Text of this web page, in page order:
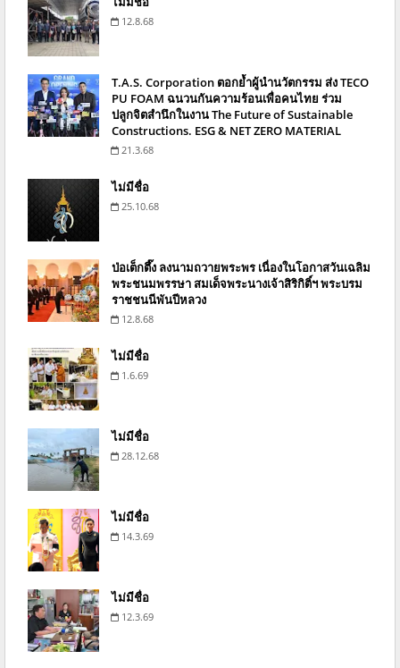
12.8.68
T.A.S. Corporation ตอกย้ำผู้นำนวัตกรรม ส่ง TECO
PU FOAM ฉนวนกันความร้อนเพื่อคนไทย ร่วม
ปลูกจิตสำนึกในงาน The Future of Sustainable
Constructions. ESG & NET ZERO MATERIAL
21.3.68
ไม่มีชื่อ
25.10.68
ป่อเต็กตึ๊ง ลงนามถวายพระพร เนื่องในโอกาสวันเฉลิม
พระชนมพรรษา สมเด็จพระนางเจ้าสิริกิติ์ฯ พระบรม
ราชชนนีพันปีหลวง
12.8.68
ไม่มีชื่อ
1.6.69
ไม่มีชื่อ
28.12.68
ไม่มีชื่อ
14.3.69
ไม่มีชื่อ
12.3.69